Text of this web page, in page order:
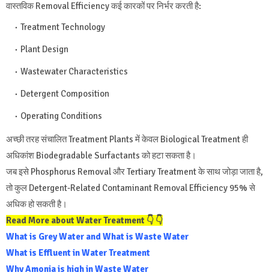
वास्तविक Removal Efficiency कई कारकों पर निर्भर करती है:
Treatment Technology
Plant Design
Wastewater Characteristics
Detergent Composition
Operating Conditions
अच्छी तरह संचालित Treatment Plants में केवल Biological Treatment ही
अधिकांश Biodegradable Surfactants को हटा सकता है।
जब इसे Phosphorus Removal और Tertiary Treatment के साथ जोड़ा जाता है,
तो कुल Detergent-Related Contaminant Removal Efficiency 95% से
अधिक हो सकती है।
Read More about Water Treatment 👇 👇
What is Grey Water and What is Waste Water
What is Effluent in Water Treatment
Why Amonia is high in Waste Water